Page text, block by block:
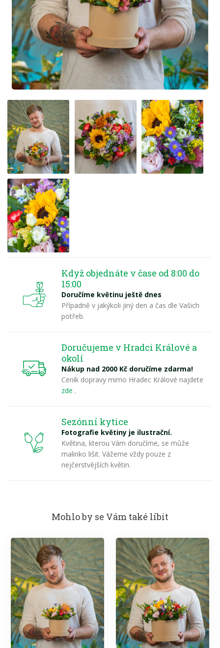
Když objednáte v čase od 8:00 do
15:00
Doručíme květinu ještě dnes
Případně v jakýkoli jiný den a čas dle Vašich
potřeb.
Doručujeme v Hradci Králové a
okolí
Nákup nad 2000 Kč doručíme zdarma!
Ceník dopravy mimo Hradec Králové najdete
zde .
Sezónní kytice
Fotografie květiny je ilustrační.
Květina, kterou Vám doručíme, se může
malinko lišit. Vážeme vždy pouze z
nejčerstvějších květin.
Mohlo by se Vám také líbit